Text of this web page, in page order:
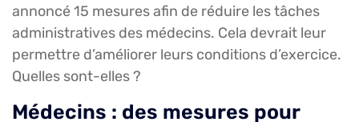
annoncé 15 mesures afin de réduire les tâches
administratives des médecins. Cela devrait leur
permettre d’améliorer leurs conditions d’exercice.
Quelles sont-elles ?
Médecins : des mesures pour